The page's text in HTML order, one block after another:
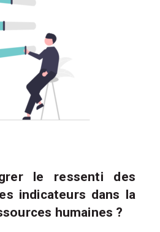
le ressenti des
indicateurs dans la
humaines ?